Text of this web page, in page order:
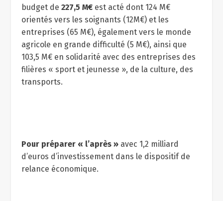
budget de 227,5 M€est acté dont 124 M€
orientés vers les soignants (12M€) et les
entreprises (65 M€), également vers le monde
agricole en grande difficulté (5 M€), ainsi que
103,5 M€ en solidarité avec des entreprises des
filières « sport et jeunesse », de la culture, des
transports.
Pour préparer « l’après »avec 1,2 milliard
d’euros d’investissement dans le dispositif de
relance économique.